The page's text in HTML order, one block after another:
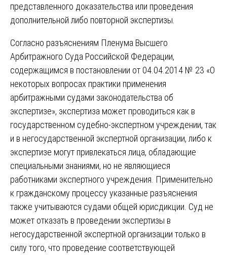
представленного доказательства или проведения
дополнительной либо повторной экспертизы.
Согласно разъяснениям Пленума Высшего
Арбитражного Суда Российской Федерации,
содержащимся в постановлении от 04.04.2014 № 23 «О
некоторых вопросах практики применения
арбитражными судами законодательства об
экспертизе», экспертиза может проводиться как в
государственном судебно-экспертном учреждении, так
и в негосударственной экспертной организации, либо к
экспертизе могут привлекаться лица, обладающие
специальными знаниями, но не являющиеся
работниками экспертного учреждения. Применительно
к гражданскому процессу указанные разъяснения
также учитываются судами общей юрисдикции. Суд не
может отказать в проведении экспертизы в
негосударственной экспертной организации только в
силу того, что проведение соответствующей